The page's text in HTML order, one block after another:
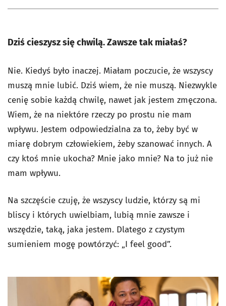
Dziś cieszysz się chwilą. Zawsze tak miałaś?
Nie. Kiedyś było inaczej. Miałam poczucie, że wszyscy
muszą mnie lubić. Dziś wiem, że nie muszą. Niezwykle
cenię sobie każdą chwilę, nawet jak jestem zmęczona.
Wiem, że na niektóre rzeczy po prostu nie mam
wpływu. Jestem odpowiedzialna za to, żeby być w
miarę dobrym człowiekiem, żeby szanować innych. A
czy ktoś mnie ukocha? Mnie jako mnie? Na to już nie
mam wpływu.
Na szczęście czuję, że wszyscy ludzie, którzy są mi
bliscy i których uwielbiam, lubią mnie zawsze i
wszędzie, taką, jaka jestem. Dlatego z czystym
sumieniem mogę powtórzyć: „I feel good”.